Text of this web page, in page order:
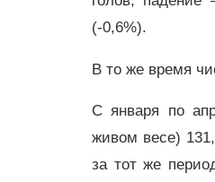
(‑0,6%).
В то же время
С января по
живом весе)
за тот же